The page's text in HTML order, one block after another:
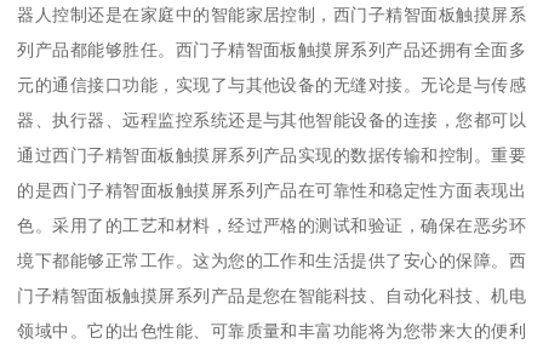
器人控制还是在家庭中的智能家居控制，西门子精智面板触摸屏系
列产品都能够胜任。西门子精智面板触摸屏系列产品还拥有全面多
元的通信接口功能，实现了与其他设备的无缝对接。无论是与传感
器、执行器、远程监控系统还是与其他智能设备的连接，您都可以
通过西门子精智面板触摸屏系列产品实现的数据传输和控制。重要
的是西门子精智面板触摸屏系列产品在可靠性和稳定性方面表现出
色。采用了的工艺和材料，经过严格的测试和验证，确保在恶劣环
境下都能够正常工作。这为您的工作和生活提供了安心的保障。西
门子精智面板触摸屏系列产品是您在智能科技、自动化科技、机电
领域中。它的出色性能、可靠质量和丰富功能将为您带来大的便利